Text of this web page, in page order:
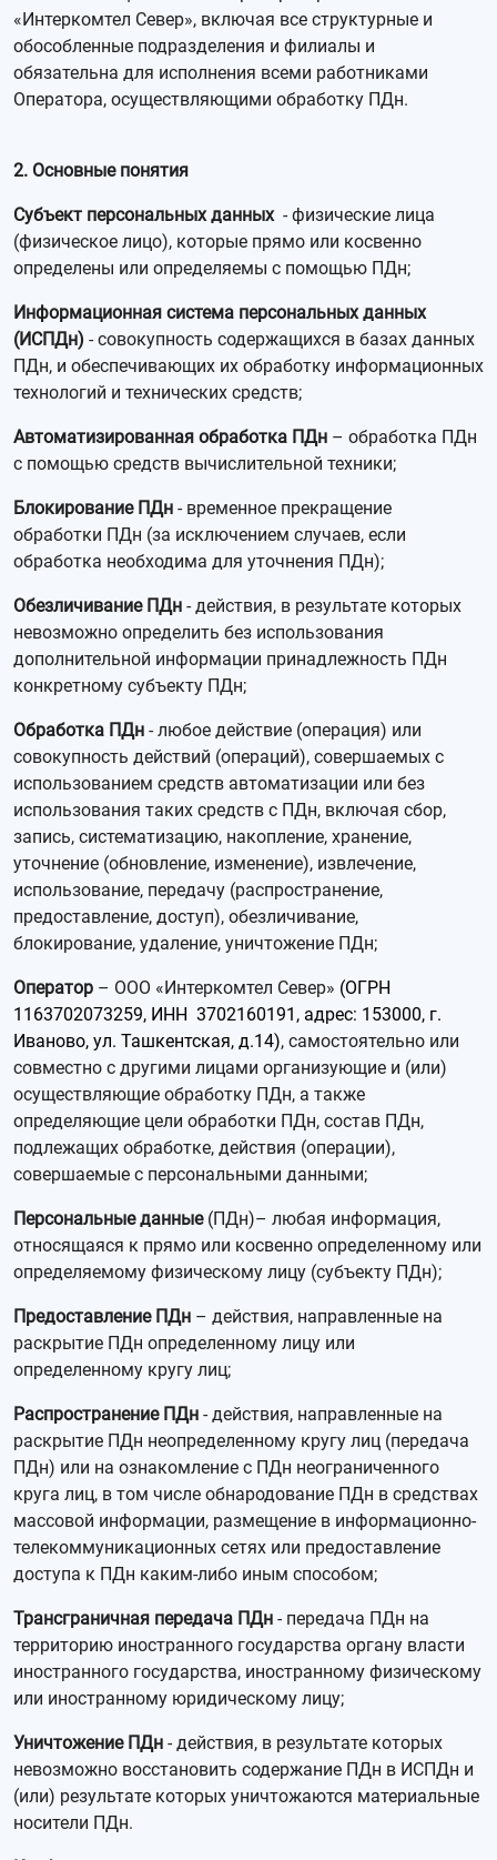
«Интеркомтел Север», включая все структурные и
обособленные подразделения и филиалы и
обязательна для исполнения всеми работниками
Оператора, осуществляющими обработку ПДн.
2. Основные понятия
Субъект персональных данных- физические лица
(физическое лицо), которые прямо или косвенно
определены или определяемы с помощью ПДн;
Информационная система персональных данных
(ИСПДн) - совокупность содержащихся в базах данных
ПДн, и обеспечивающих их обработку информационных
технологий и технических средств;
Автоматизированная обработка ПДн – обработка ПДн
с помощью средств вычислительной техники;
Блокирование ПДн - временное прекращение
обработки ПДн (за исключением случаев, если
обработка необходима для уточнения ПДн);
Обезличивание ПДн - действия, в результате которых
невозможно определить без использования
дополнительной информации принадлежность ПДн
конкретному субъекту ПДн;
Обработка ПДн - любое действие (операция) или
совокупность действий (операций), совершаемых с
использованием средств автоматизации или без
использования таких средств с ПДн, включая сбор,
запись, систематизацию, накопление, хранение,
уточнение (обновление, изменение), извлечение,
использование, передачу (распространение,
предоставление, доступ), обезличивание,
блокирование, удаление, уничтожение ПДн;
Оператор – ООО «Интеркомтел Север» (ОГРН
1163702073259, ИНН 3702160191, адрес: 153000, г.
Иваново, ул. Ташкентская, д.14), самостоятельно или
совместно с другими лицами организующие и (или)
осуществляющие обработку ПДн, а также
определяющие цели обработки ПДн, состав ПДн,
подлежащих обработке, действия (операции),
совершаемые с персональными данными;
Персональные данные(ПДн)– любая информация,
относящаяся к прямо или косвенно определенному или
определяемому физическому лицу (субъекту ПДн);
Предоставление ПДн – действия, направленные на
раскрытие ПДн определенному лицу или
определенному кругу лиц;
Распространение ПДн - действия, направленные на
раскрытие ПДн неопределенному кругу лиц (передача
ПДн) или на ознакомление с ПДн неограниченного
круга лиц, в том числе обнародование ПДн в средствах
массовой информации, размещение в информационно-
телекоммуникационных сетях или предоставление
доступа к ПДн каким-либо иным способом;
Трансграничная передача ПДн - передача ПДн на
территорию иностранного государства органу власти
иностранного государства, иностранному физическому
или иностранному юридическому лицу;
Уничтожение ПДн - действия, в результате которых
невозможно восстановить содержание ПДн в ИСПДн и
(или) результате которых уничтожаются материальные
носители ПДн.